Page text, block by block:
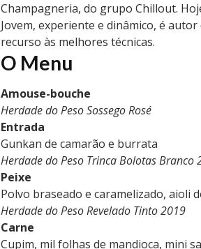
Champagneria, do grupo Chillout.
Jovem, experiente e dinâmico, é
recurso às melhores técnicas.
O Menu
Amouse-bouche
Herdade do Peso Sossego Rosé
Entrada
Gunkan de camarão e burrata
Herdade do Peso Trinca Bolotas Branco
Peixe
Polvo braseado e caramelizado, aioli
Herdade do Peso Revelado Tinto 2019
Carne
Cupim, mil folhas de mandioca, mini